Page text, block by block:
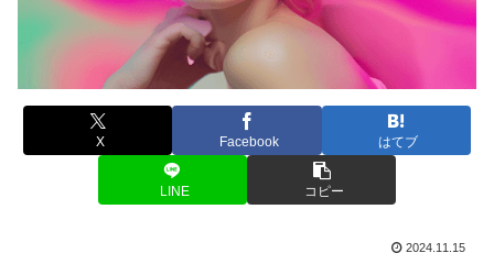
X Facebook はてブ
LINE コピー
2024.11.15